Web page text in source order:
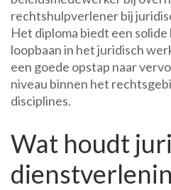
rechtshulpverlener bij
Het diploma biedt een solide
loopbaan in het juridisch
een goede opstap naar
niveau binnen het
disciplines.
Wat houdt